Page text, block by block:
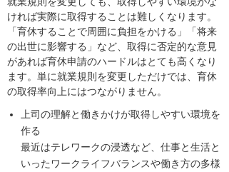
ければ実際に取得することは難しくなります。
「育休することで周囲に負担をかける」「将来
の出世に影響する」など、取得に否定的な意見
があれば育休申請のハードルはとても高くなり
ます。単に就業規則を変更しただけでは、育休
の取得率向上にはつながりません。
上司の理解と働きかけが取得しやすい環境を
作る
最近はテレワークの浸透など、仕事と生活と
いったワークライフバランスや働き方の多様